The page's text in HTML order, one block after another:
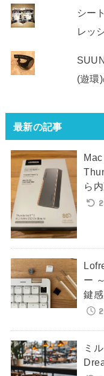
シー
レッ
(遊環
最新の記事
ら
ー
鍵感
ミ